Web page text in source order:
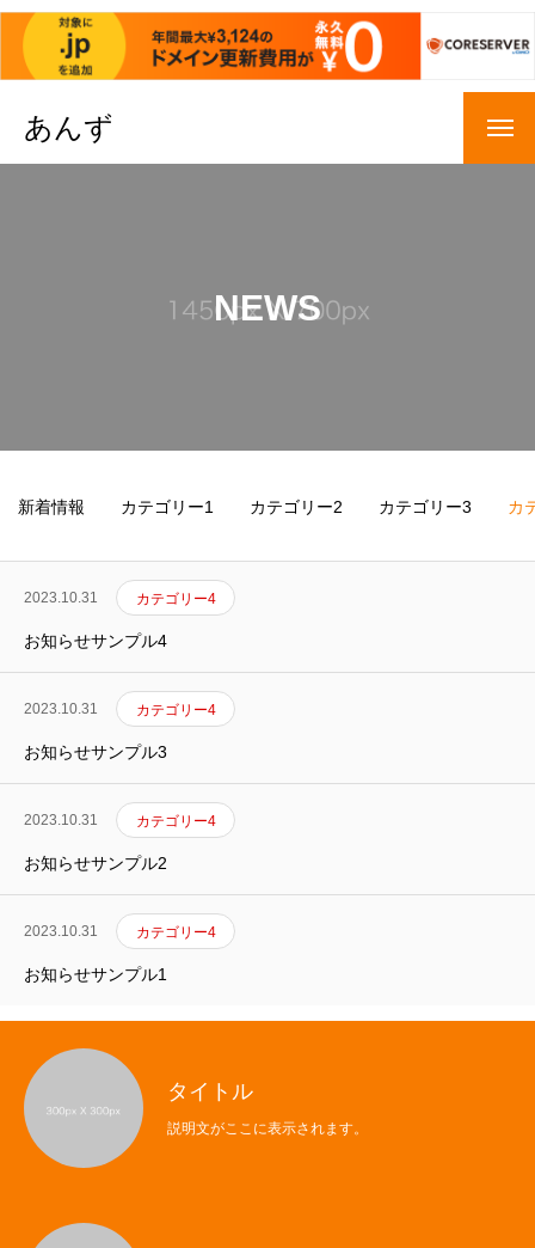
あんず
NEWS
新着情報 カテゴリー1 カテゴリー2 カテゴリー3 カ
2023.10.31 カテゴリー4
お知らせサンプル4
2023.10.31 カテゴリー4
お知らせサンプル3
2023.10.31 カテゴリー4
お知らせサンプル2
2023.10.31 カテゴリー4
お知らせサンプル1
タイトル
説明文がここに表示されます。